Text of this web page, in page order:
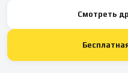
Смотреть